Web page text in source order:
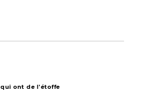
qui ont de l'étoffe